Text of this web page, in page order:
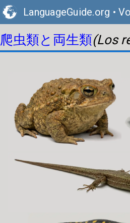
LanguageGuide.org •
爬虫類と両生類(Los